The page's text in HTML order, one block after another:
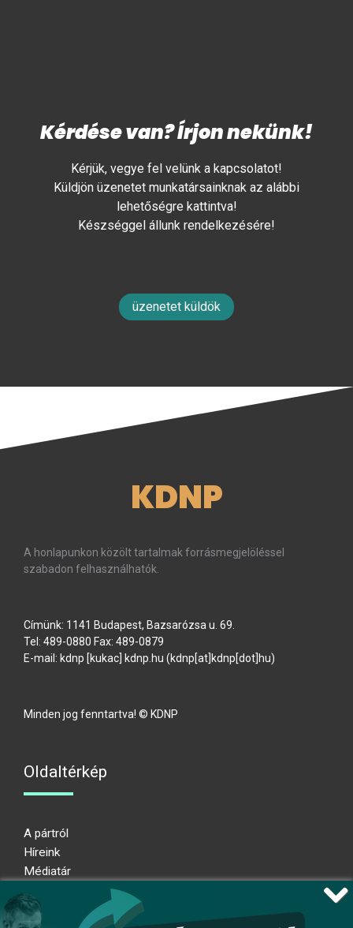
Kérdése van? Írjon nekünk!
Kérjük, vegye fel velünk a kapcsolatot!
Küldjön üzenetet munkatársainknak az alábbi
lehetőségre kattintva!
Készséggel állunk rendelkezésére!
üzenetet küldök
KDNP
A honlapunkon közölt tartalmak forrásmegjelöléssel
szabadon felhasználhatók.
Címünk: 1141 Budapest, Bazsarózsa u. 69.
Tel: 489-0880 Fax: 489-0879
E-mail: kdnp [kukac] kdnp.hu (kdnp[at]kdnp[dot]hu)
Minden jog fenntartva! © KDNP
Oldaltérkép
A pártról
Híreink
Médiatár
Adatkezelési nyilatkozat